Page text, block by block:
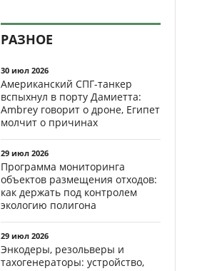
РАЗНОЕ
30 июл 2026
Американский СПГ-танкер
вспыхнул в порту Дамиетта:
Ambrey говорит о дроне, Египет
молчит о причинах
29 июл 2026
Программа мониторинга
объектов размещения отходов:
как держать под контролем
экологию полигона
29 июл 2026
Энкодеры, резольверы и
тахогенераторы: устройство,